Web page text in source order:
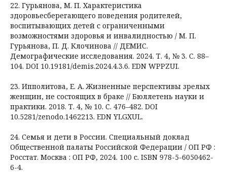
22. Гурьянова, М. П. Характеристика
здоровьесберегающего поведения родителей,
воспитывающих детей с ограниченными
возможностями здоровья и инвалидностью / М. П.
Гурьянова, П. Д. Клочинова // ДЕМИС.
Демографические исследования. 2024. Т. 4, № 3. С. 88–
104. DOI 10.19181/demis.2024.4.3.6. EDN WPPZUI.
23. Ипполитова, Е. А. Жизненные перспективы зрелых
женщин, не состоящих в браке // Бюллетень науки и
практики. 2018. Т. 4, № 10. С. 476–482. DOI
10.5281/zenodo.1462213. EDN YLGXUL.
24. Семья и дети в России. Специальный доклад
Общественной палаты Российской Федерации / ОП РФ :
Росстат. Москва : ОП РФ, 2024. 100 с. ISBN 978-5-6050462-
6-4.